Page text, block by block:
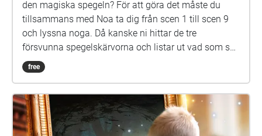
den magiska spegeln? För att göra det måste du
tillsammans med Noa ta dig från scen 1 till scen 9
och lyssna noga. Då kanske ni hittar de tre
försvunna spegelskärvorna och listar ut vad som ska
göras med dem. Det kan hända att fler försvunna
barn dyker upp i skärvorna. På skolgården kommer
här skolan för länge sen. Hon är virrig, men det lönar
sig att lyssna på henne. Siri och Selma kan du
däremot gärna akta dig för. Spegeln på skolgården-
free